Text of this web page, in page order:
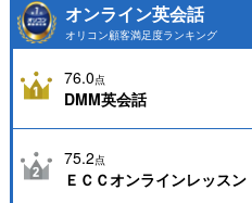
オンライン英会話
オリコン顧客満足度ランキング
76.0点
DMM英会話
75.2点
ＥＣＣオンラインレッスン